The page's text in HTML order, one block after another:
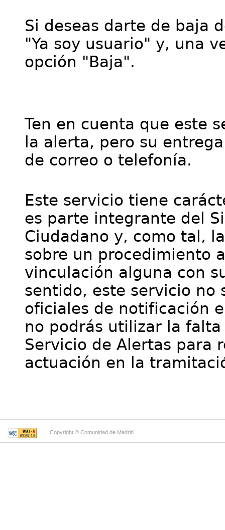
Si deseas darte de baja
"Ya soy usuario" y, una
opción "Baja".
Ten en cuenta que este
la alerta, pero su
de correo o telefonía.
Este servicio tiene
es parte integrante del
Ciudadano y, como tal,
sobre un procedimiento
vinculación alguna con
sentido, este servicio no
oficiales de notificación
no podrás utilizar la
Servicio de Alertas para
actuación en la
Copyright © Comunidad de Madrid.